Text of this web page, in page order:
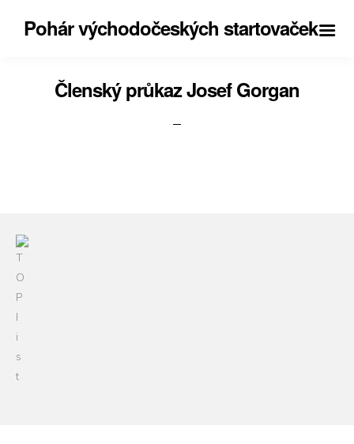
Pohár východočeských startovaček
Členský průkaz Josef Gorgan